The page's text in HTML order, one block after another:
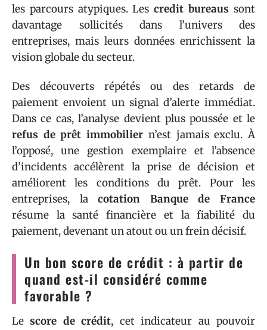
les parcours atypiques. Lescredit bureaus sont
davantage sollicités dans l’univers des
entreprises, mais leurs données enrichissent la
vision globale du secteur.
Des découverts répétés ou des retards de
paiement envoient un signal d’alerte immédiat.
Dans ce cas, l’analyse devient plus poussée et le
refus de prêt immobilier n’est jamais exclu. À
l’opposé, une gestion exemplaire et l’absence
d’incidents accélèrent la prise de décision et
améliorent les conditions du prêt. Pour les
entreprises, lacotation Banque de France
résume la santé financière et la fiabilité du
paiement, devenant un atout ou un frein décisif.
Un bon score de crédit : à partir de
quand est-il considéré comme
favorable ?
Lescore de crédit, cet indicateur au pouvoir